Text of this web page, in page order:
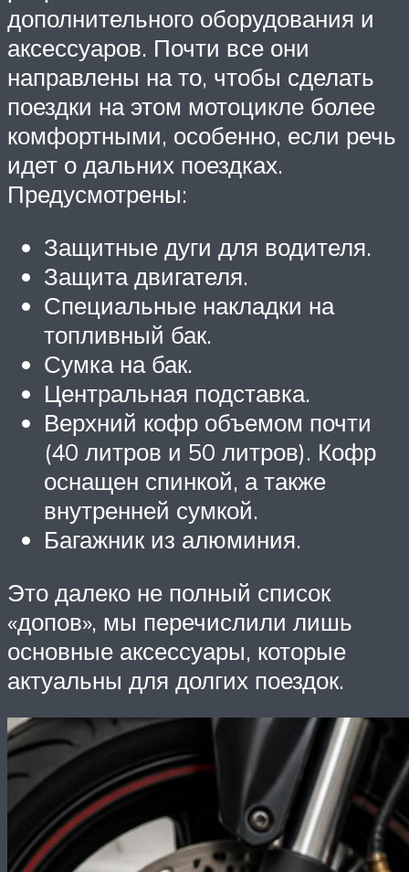
дополнительного оборудования и
аксессуаров. Почти все они
направлены на то, чтобы сделать
поездки на этом мотоцикле более
комфортными, особенно, если речь
идет о дальних поездках.
Предусмотрены:
Защитные дуги для водителя.
Защита двигателя.
Специальные накладки на
топливный бак.
Сумка на бак.
Центральная подставка.
Верхний кофр объемом почти
(40 литров и 50 литров). Кофр
оснащен спинкой, а также
внутренней сумкой.
Багажник из алюминия.
Это далеко не полный список
«допов», мы перечислили лишь
основные аксессуары, которые
актуальны для долгих поездок.